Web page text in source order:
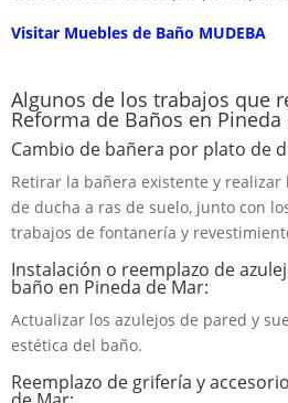
Visitar Muebles de Baño MUDEBA
Algunos de los trabajos que
Reforma de Baños en
Cambio de bañera por plato de
Retirar la bañera existente y
de ducha a ras de suelo, junto con
trabajos de fontanería y
Instalación o reemplazo de
baño en Pineda de Mar:
Actualizar los azulejos de pared y
estética del baño.
Reemplazo de grifería y